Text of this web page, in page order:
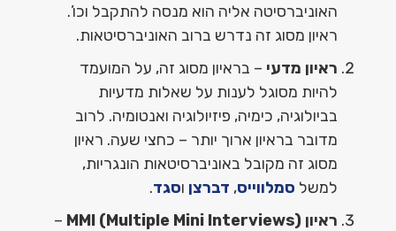
האוניברסיטה אליה הוא מנסה להתקבל וכו’.
ראיון מסוג זה נדרש ברוב האוניברסיטאות.
ראיון מדעי – בראיון מסוג זה, על המועמד
להיות מסוגל לענות על שאלות מדעיות
בביולוגיה, כימיה, פיזיולוגיה ואנטומיה. לרוב
מדובר בראיון ארוך יותר – כחצי שעה. ראיון
מסוג זה מקובל באוניברסיטאות הונגריות,
למשל סמלווייס, דברצן וסגד.
ראיון MMI (Multiple Mini Interviews)
–